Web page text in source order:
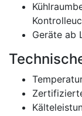
Geräte ab